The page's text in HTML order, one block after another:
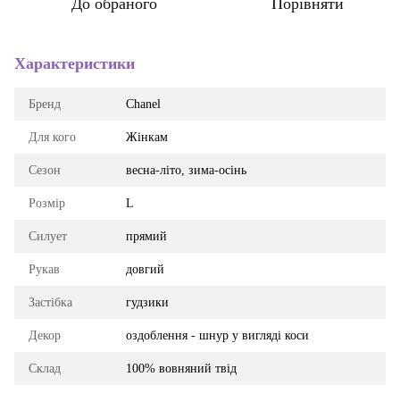
Характеристики
Бренд Chanel
Для кого Жінкам
Сезон весна-літо, зима-осінь
Розмір L
Силует прямий
Рукав довгий
Застібка гудзики
Декор оздоблення - шнур у вигляді коси
Склад 100% вовняний твід